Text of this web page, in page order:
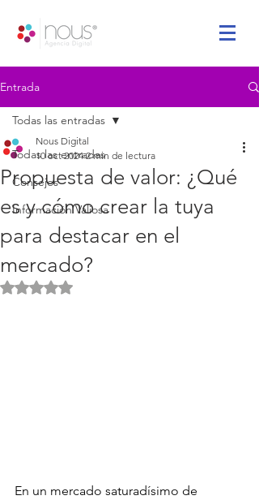
Entrada
Todas las entradas
Consejos
Información Valiosa
Todas las entradas
Propuesta de valor: ¿Qué
es y cómo crear la tuya
para destacar en el
mercado?
Nous Digital
10 oct 2024 2 min de lectura
Obtuvo NaN de 5 estrellas.
En un mercado saturadísimo de